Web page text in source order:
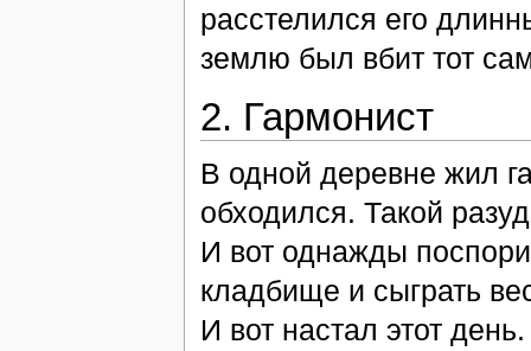
расстелился его
землю был вбит тот
2. Гармонист
В одной деревне жил
обходился. Такой
И вот однажды
кладбище и сыграть
И вот настал этот